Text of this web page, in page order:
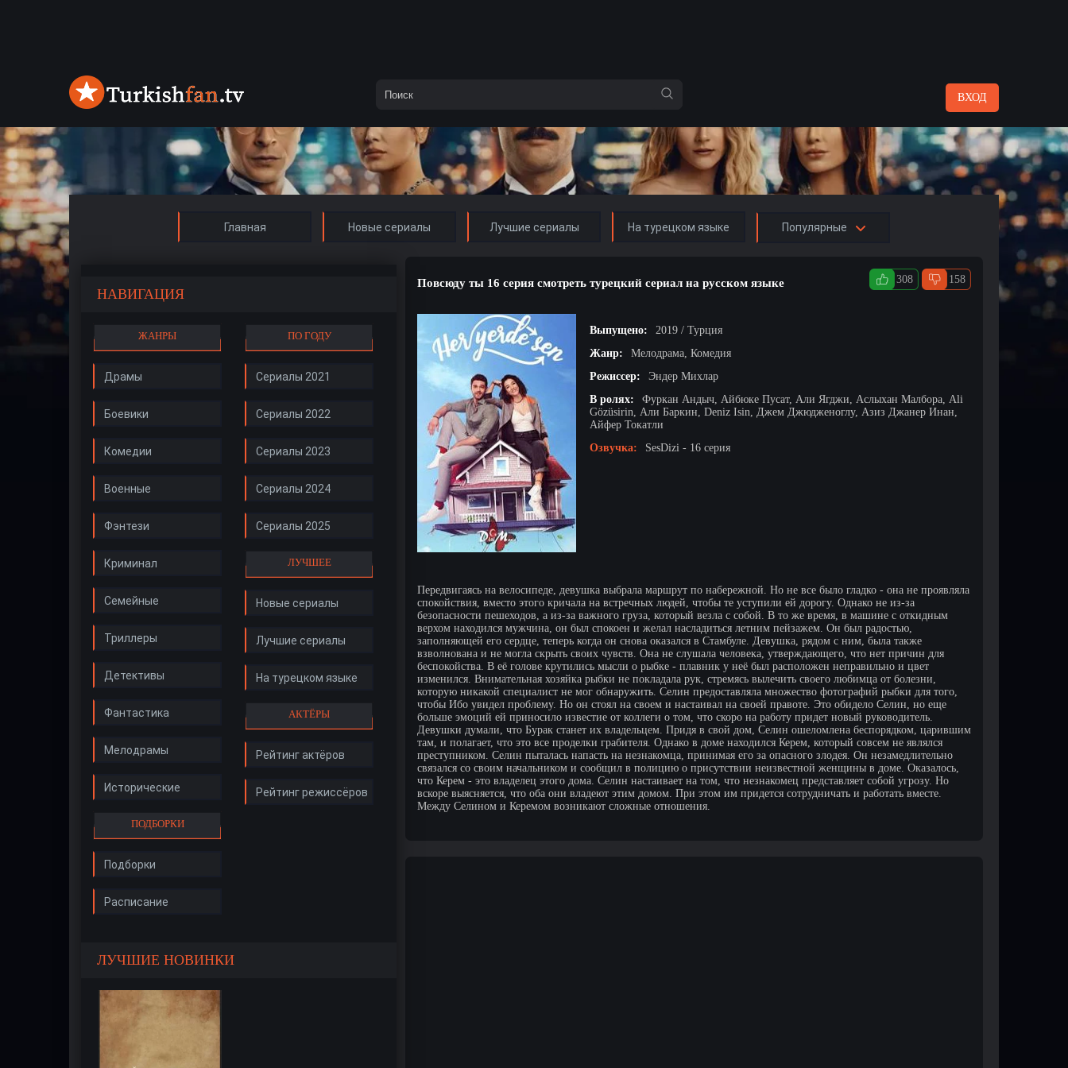
ВХОД
Главная Новые сериалы Лучшие сериалы На турецком языке Популярные
НАВИГАЦИЯ
ЖАНРЫ
Драмы
Боевики
Комедии
Военные
Фэнтези
Криминал
Семейные
Триллеры
Детективы
Фантастика
Мелодрамы
Исторические
ПОДБОРКИ
Подборки
Расписание
ПО ГОДУ
Сериалы 2021
Сериалы 2022
Сериалы 2023
Сериалы 2024
Сериалы 2025
ЛУЧШЕЕ
Новые сериалы
Лучшие сериалы
На турецком языке
АКТЁРЫ
Рейтинг актёров
Рейтинг режиссёров
ЛУЧШИЕ НОВИНКИ
Повсюду ты 16 серия смотреть турецкий сериал на русском языке 308 158
Выпущено:
2019 / Турция
Жанр:
Мелодрама, Комедия
Режиссер:
Эндер Михлар
В ролях:
Фуркан Андыч, Айбюке Пусат, Али Ягджи, Аслыхан Малбора, Ali
Gözüsirin, Али Баркин, Deniz Isin, Джем Джюдженоглу, Азиз Джанер Инан,
Айфер Токатли
Озвучка:
SesDizi - 16 серия
Передвигаясь на велосипеде, девушка выбрала маршрут по набережной. Но не все было гладко - она не проявляла
спокойствия, вместо этого кричала на встречных людей, чтобы те уступили ей дорогу. Однако не из-за
безопасности пешеходов, а из-за важного груза, который везла с собой. В то же время, в машине с откидным
верхом находился мужчина, он был спокоен и желал насладиться летним пейзажем. Он был радостью,
заполняющей его сердце, теперь когда он снова оказался в Стамбуле. Девушка, рядом с ним, была также
взволнована и не могла скрыть своих чувств. Она не слушала человека, утверждающего, что нет причин для
беспокойства. В её голове крутились мысли о рыбке - плавник у неё был расположен неправильно и цвет
изменился. Внимательная хозяйка рыбки не покладала рук, стремясь вылечить своего любимца от болезни,
которую никакой специалист не мог обнаружить. Селин предоставляла множество фотографий рыбки для того,
чтобы Ибо увидел проблему. Но он стоял на своем и настаивал на своей правоте. Это обидело Селин, но еще
больше эмоций ей приносило известие от коллеги о том, что скоро на работу придет новый руководитель.
Девушки думали, что Бурак станет их владельцем. Придя в свой дом, Селин ошеломлена беспорядком, царившим
там, и полагает, что это все проделки грабителя. Однако в доме находился Керем, который совсем не являлся
преступником. Селин пыталась напасть на незнакомца, принимая его за опасного злодея. Он незамедлительно
связался со своим начальником и сообщил в полицию о присутствии неизвестной женщины в доме. Оказалось,
что Керем - это владелец этого дома. Селин настаивает на том, что незнакомец представляет собой угрозу. Но
вскоре выясняется, что оба они владеют этим домом. При этом им придется сотрудничать и работать вместе.
Между Селином и Керемом возникают сложные отношения.